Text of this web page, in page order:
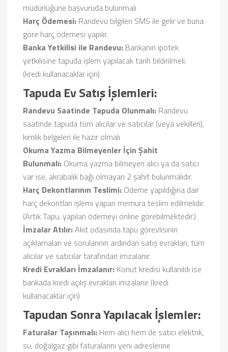
müdürlüğüne başvuruda bulunmalı
Harç Ödemesi: Randevu bilgileri SMS ile gelir ve buna
göre harç ödemesi yapılır.
Banka Yetkilisi ile Randevu: Bankanın ipotek
yetkilisine tapuda işlem yapılacak tarih bildirilmeli.
(kredi kullanacaklar için)
Tapuda Ev Satış İşlemleri:
Randevu Saatinde Tapuda Olunmalı: Randevu
saatinde tapuda tüm alıcılar ve satıcılar (veya vekilleri),
kimlik belgeleri ile hazır olmalı
Okuma Yazma Bilmeyenler İçin Şahit
Bulunmalı: Okuma yazma bilmeyen alıcı ya da satıcı
var ise, akrabalık bağı olmayan 2 şahit bulunmalıdır.
Harç Dekontlarının Teslimi: Ödeme yapıldığına dair
harç dekontları işlemi yapan memura teslim edilmelidir.
(Artık Tapu, yapılan ödemeyi online görebilmektedir.)
İmzalar Atılır:Akit odasında tapu görevlisinin
açıklamaları ve sorularının ardından satış evrakları, tüm
alıcılar ve satıcılar tarafından imzalanır.
Kredi Evrakları İmzalanır: Konut kredisi kullanıldı ise
bankada kredi açılış evrakları imzalanır (kredi
kullanacaklar için)
Tapudan Sonra Yapılacak İşlemler:
Faturalar Taşınmalı: Hem alıcı hem de satıcı elektrik,
su, doğalgaz gibi faturalarını yeni adreslerine